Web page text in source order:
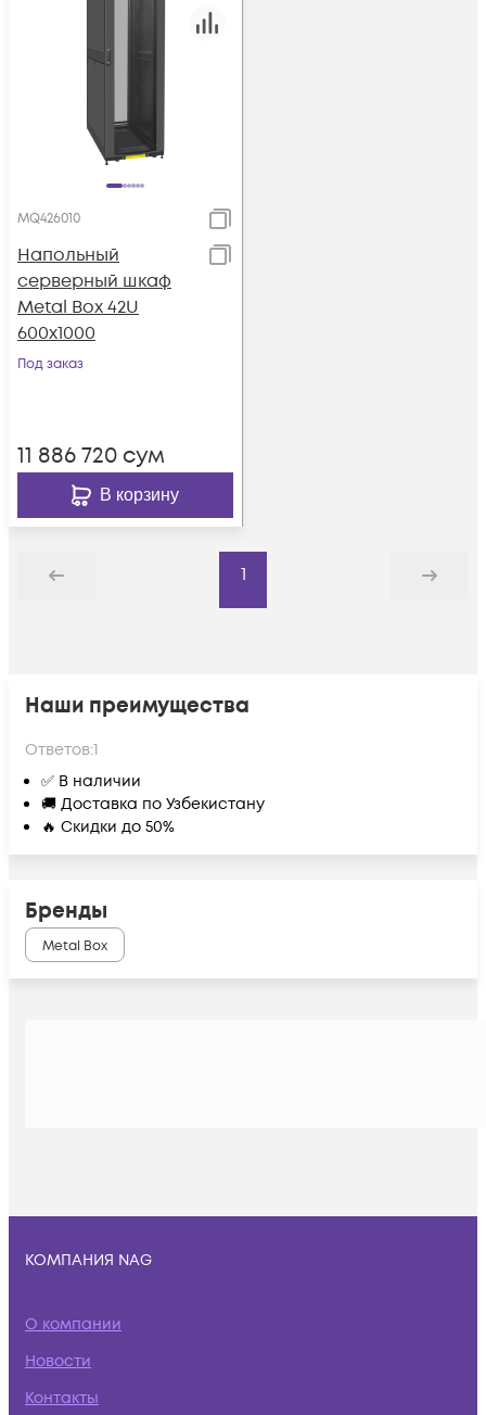
MQ426010
Напольный
серверный шкаф
Metal Box 42U
600х1000
Под заказ
11 886 720 сум
В корзину
Назад
1
Дальше
Наши преимущества
Ответов:1
✅ В наличии
🚚 Доставка по Узбекистану
🔥 Скидки до 50%
Бренды
Metal Box
КОМПАНИЯ NAG
О компании
Новости
Контакты